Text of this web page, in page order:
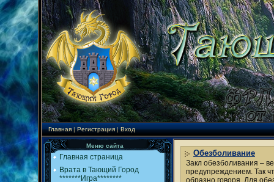
Главная|Регистрация|Вход
Меню сайта
Главная страница
Врата в Тающий Город
*******Игра********
Обезболивание
Закл обезболивания –
предупреждением. Так
образно говоря. Для